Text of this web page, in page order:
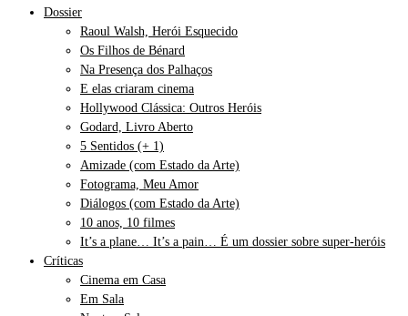
Dossier
Raoul Walsh, Herói Esquecido
Os Filhos de Bénard
Na Presença dos Palhaços
E elas criaram cinema
Hollywood Clássica: Outros Heróis
Godard, Livro Aberto
5 Sentidos (+ 1)
Amizade (com Estado da Arte)
Fotograma, Meu Amor
Diálogos (com Estado da Arte)
10 anos, 10 filmes
It’s a plane… It’s a pain… É um dossier sobre super-heróis
Críticas
Cinema em Casa
Em Sala